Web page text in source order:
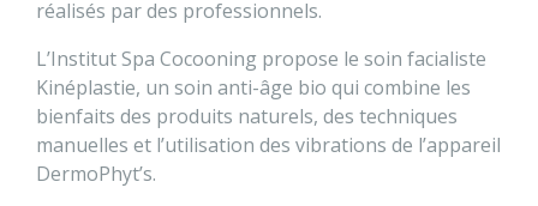
réalisés par des professionnels.
L’Institut Spa Cocooning propose le soin facialiste
Kinéplastie, un soin anti-âge bio qui combine les
bienfaits des produits naturels, des techniques
manuelles et l’utilisation des vibrations de l’appareil
DermoPhyt’s.